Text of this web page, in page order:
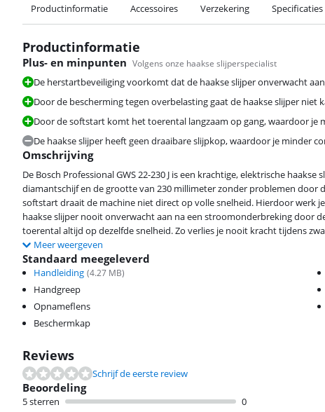
Productinformatie Accessoires Verzekering Specificaties
Productinformatie
Plus- en minpunten Volgens onze haakse slijperspecialist
De herstartbeveiliging voorkomt dat de haakse slijper onverwacht
Door de bescherming tegen overbelasting gaat de haakse slijper niet
Door de softstart komt het toerental langzaam op gang, waardoor je
De haakse slijper heeft geen draaibare slijpkop, waardoor je minder
Omschrijving
De Bosch Professional GWS 22-230 J is een krachtige, elektrische
diamantschijf en de grootte van 230 millimeter zonder problemen door
softstart draait de machine niet direct op volle snelheid. Hierdoor werk
haakse slijper nooit onverwacht aan na een stroomonderbreking door
toerental altijd op dezelfde snelheid. Zo verlies je nooit kracht tijdens
Meer weergeven
Standaard meegeleverd
Handleiding (4.27 MB)
Handgreep
Opnameflens
Beschermkap
Reviews
Schrijf de eerste review
Beoordeling
5 sterren
0